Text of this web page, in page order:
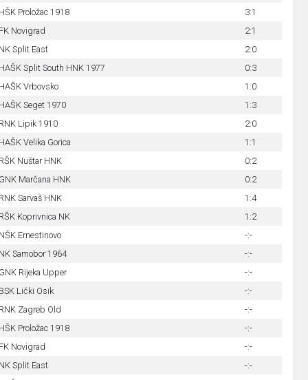
HŠK Proložac 1918
3:1
FK Novigrad
2:1
NK Split East
2:0
HAŠK Split South HNK 1977
0:3
HAŠK Vrbovsko
1:0
HAŠK Seget 1970
1:3
RNK Lipik 1910
2:0
HAŠK Velika Gorica
1:1
RŠK Nuštar HNK
0:2
GNK Marčana HNK
0:2
RNK Sarvaš HNK
1:4
RŠK Koprivnica NK
1:2
NŠK Ernestinovo
-:-
NK Samobor 1964
-:-
GNK Rijeka Upper
-:-
BSK Lički Osik
-:-
RNK Zagreb Old
-:-
HŠK Proložac 1918
-:-
FK Novigrad
-:-
NK Split East
-:-